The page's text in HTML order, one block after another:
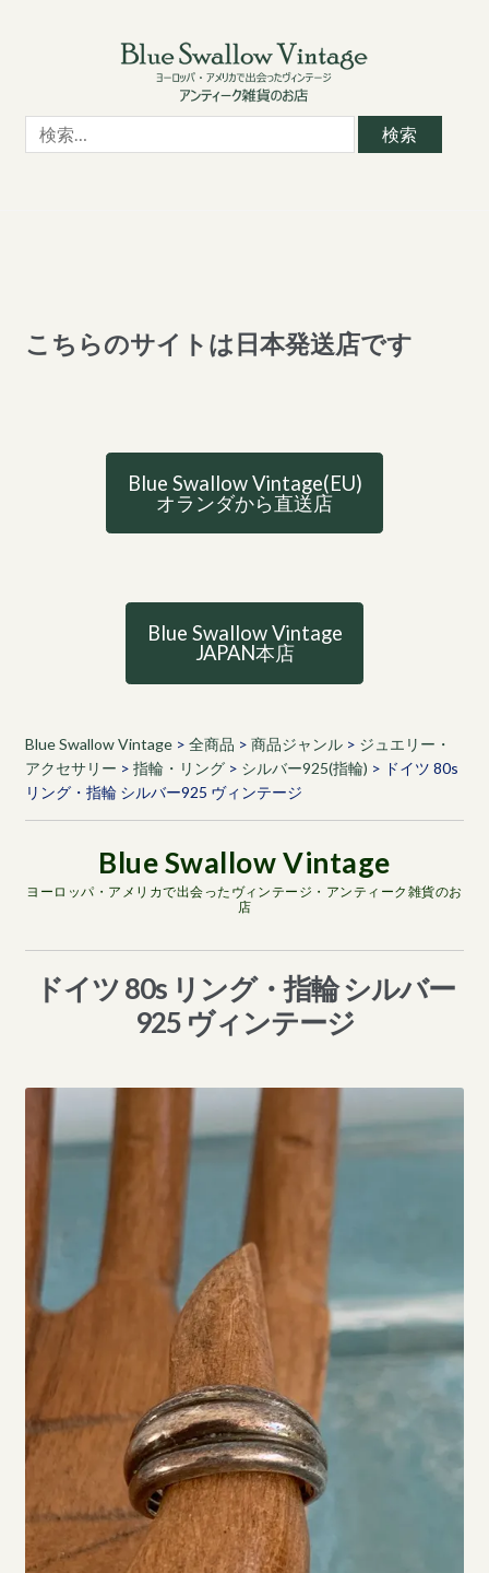
検
索:
こちらのサイトは日本発送店です
Blue Swallow Vintage(EU)
オランダから直送店
Blue Swallow Vintage
JAPAN本店
Blue Swallow Vintage> 全商品 > 商品ジャンル> ジュエリー・
アクセサリー > 指輪・リング> シルバー925(指輪) > ドイツ 80s
リング・指輪 シルバー925 ヴィンテージ
ヨーロッパ・アメリカで出会ったヴィンテージ・アンティーク雑貨のお
店
ドイツ 80s リング・指輪 シルバー
925 ヴィンテージ